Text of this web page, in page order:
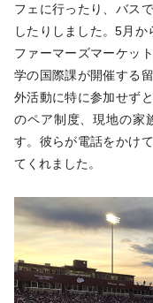
フェに行ったり、バス
したりしました。5月
ファーマーズマーケッ
学の国際課が開催する
外活動に特に参加せず
のペア制度、現地の家
す。彼らが電話をかけ
てくれました。